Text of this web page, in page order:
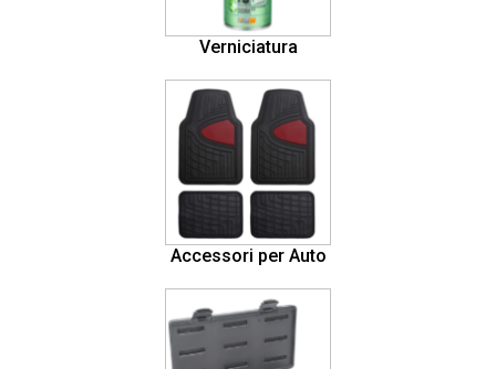
Verniciatura
Accessori per Auto